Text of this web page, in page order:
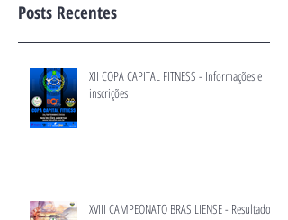
Posts Recentes
XII COPA CAPITAL FITNESS - Informações e
inscrições
XVIII CAMPEONATO BRASILIENSE - Resultado